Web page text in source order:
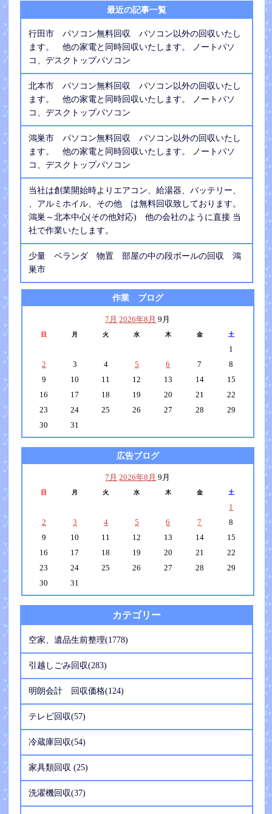
最近の記事一覧
行田市 パソコン無料回収 パソコン以外の回収いたし
ます。 他の家電と同時回収いたします。 ノートパソ
コ、デスクトップパソコン
北本市 パソコン無料回収 パソコン以外の回収いたし
ます。 他の家電と同時回収いたします。 ノートパソ
コ、デスクトップパソコン
鴻巣市 パソコン無料回収 パソコン以外の回収いたし
ます。 他の家電と同時回収いたします。 ノートパソ
コ、デスクトップパソコン
当社は創業開始時よりエアコン、給湯器、バッテリー、
、アルミホイル、その他 は無料回収致しております。
鴻巣～北本中心(その他対応) 他の会社のように直接 当
社で作業いたします。
少量 ベランダ 物置 部屋の中の段ボールの回収 鴻
巣市
作業 ブログ
7月 2026年8月 9月
日 月 火 水 木 金 土
1
2
3 4 5 6 7
8
9
10 11 12 13 14
15
16
17 18 19 20 21
22
23
24 25 26 27 28
29
30
31
広告ブログ
7月 2026年8月 9月
日 月 火 水 木 金 土
1
2
3 4 5 6 7
8
9
10 11 12 13 14
15
16
17 18 19 20 21
22
23
24 25 26 27 28
29
30
31
カテゴリー
空家、遺品生前整理(1778)
引越しごみ回収(283)
明朗会計 回収価格(124)
テレビ回収(57)
冷蔵庫回収(54)
家具類回収 (25)
洗濯機回収(37)